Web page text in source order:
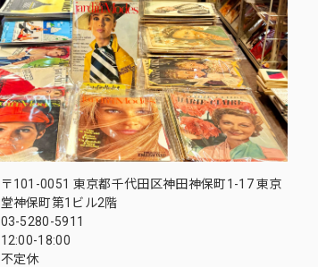
〒101-0051 東京都千代田区神田神保町1-17 東京
堂神保町第1ビル2階
03-5280-5911
12:00-18:00
不定休